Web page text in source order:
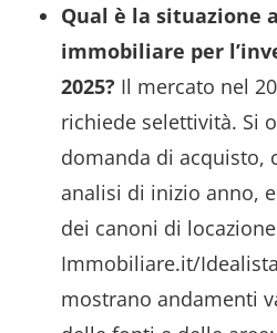
Qual è la situazione
immobiliare per
2025? Il mercato nel
richiede selettività. Si
domanda di acquisto,
analisi di inizio anno,
dei canoni di
Immobiliare.it/
mostrano andamenti